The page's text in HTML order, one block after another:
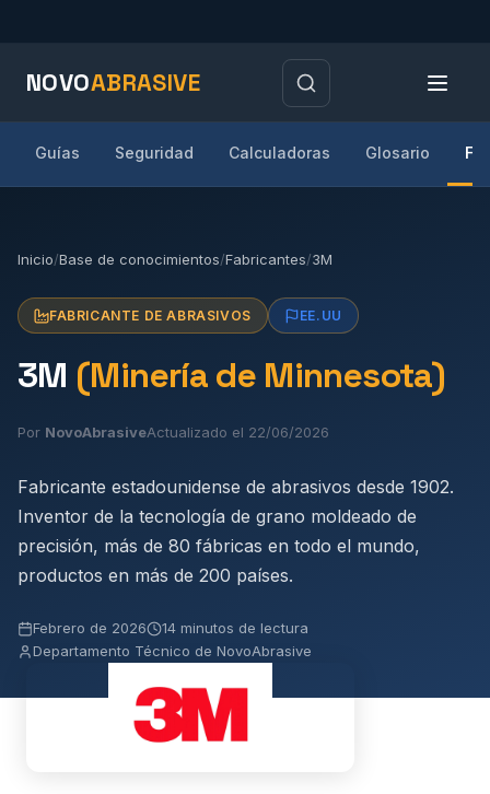
NOVOABRASIVE
Guías Seguridad Calculadoras Glosario
Inicio/Base de conocimientos/Fabricantes/3M
FABRICANTE DE ABRASIVOS EE.UU
3M (Minería de Minnesota)
Por NovoAbrasiveActualizado el 22/06/2026
Fabricante estadounidense de abrasivos desde 1902.
Inventor de la tecnología de grano moldeado de
precisión, más de 80 fábricas en todo el mundo,
productos en más de 200 países.
Febrero de 2026
14 minutos de lectura
Departamento Técnico de NovoAbrasive